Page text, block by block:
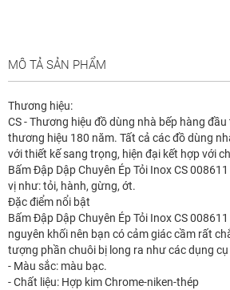
MÔ TẢ SẢN PHẨM
Thương hiệu:
CS - Thương hiệu đồ dùng nhà bếp hàng
thương hiệu 180 năm. Tất cả các đồ dùng
với thiết kế sang trọng, hiện đại kết hợp với
Bấm Đập Dập Chuyên Ép Tỏi Inox CS
vị như: tỏi, hành, gừng, ớt.
Đặc điểm nổi bật
Bấm Đập Dập Chuyên Ép Tỏi Inox CS
nguyên khối nên bạn có cảm giác cầm rất
tượng phần chuôi bị long ra như các dụng
- Màu sắc: màu bạc.
- Chất liệu: Hợp kim Chrome-niken-thép